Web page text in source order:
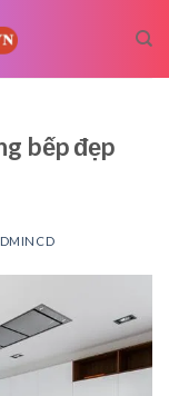
bếp đẹp